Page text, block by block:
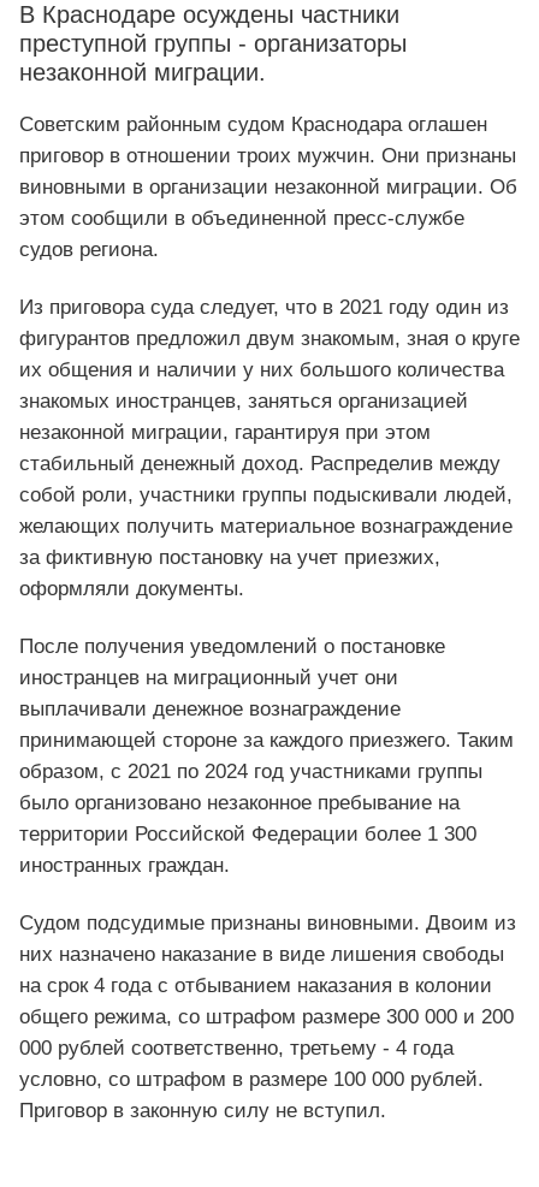
В Краснодаре осуждены частники
преступной группы - организаторы
незаконной миграции.
Советским районным судом Краснодара оглашен
приговор в отношении троих мужчин. Они признаны
виновными в организации незаконной миграции. Об
этом сообщили в объединенной пресс-службе
судов региона.
Из приговора суда следует, что в 2021 году один из
фигурантов предложил двум знакомым, зная о круге
их общения и наличии у них большого количества
знакомых иностранцев, заняться организацией
незаконной миграции, гарантируя при этом
стабильный денежный доход. Распределив между
собой роли, участники группы подыскивали людей,
желающих получить материальное вознаграждение
за фиктивную постановку на учет приезжих,
оформляли документы.
После получения уведомлений о постановке
иностранцев на миграционный учет они
выплачивали денежное вознаграждение
принимающей стороне за каждого приезжего. Таким
образом, с 2021 по 2024 год участниками группы
было организовано незаконное пребывание на
территории Российской Федерации более 1 300
иностранных граждан.
Судом подсудимые признаны виновными. Двоим из
них назначено наказание в виде лишения свободы
на срок 4 года с отбыванием наказания в колонии
общего режима, со штрафом размере 300 000 и 200
000 рублей соответственно, третьему - 4 года
условно, со штрафом в размере 100 000 рублей.
Приговор в законную силу не вступил.